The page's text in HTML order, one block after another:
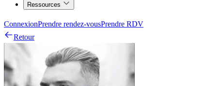
Ressources
ConnexionPrendre rendez-vousPrendre RDV
Retour